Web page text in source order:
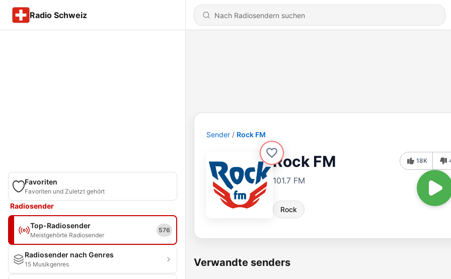
Radio Schweiz
Favoriten
Favoriten und Zuletzt gehört
Radiosender
Top-Radiosender
Meistgehörte Radiosender
576
Radiosender nach Genres
15 Musikgenres
Sender Rock FM
Rock FM
101.7 FM
Rock
18K
Verwandte senders